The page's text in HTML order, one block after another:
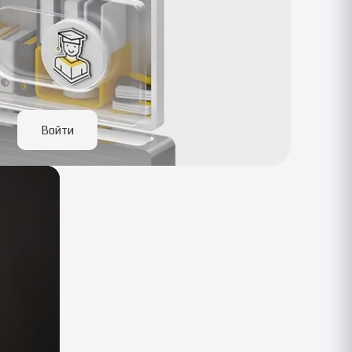
Войти